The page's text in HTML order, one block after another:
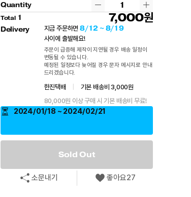
Quantity
Total 1 7,000
Delivery 지금 주문하면 8/12 ~ 8/19
사이에 출발해요!
주문이 급증해 제작이 지연될 경우 배송 일정이
변동될 수 있습니다.
예정된 일정보다 늦어질 경우 문자 메시지로 안내
드리겠습니다.
한진택배
기본 배송비 3,000원
80,000원 이상 구매 시 기본 배송비 무료!
2024/01/18 ~ 2024/02/21
Sold Out
소문내기 좋아요27